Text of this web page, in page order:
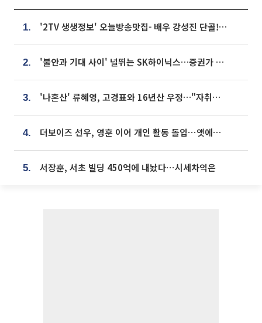
1. '2TV 생생정보' 오늘방송맛집- 배우 강성진 단골! 쌀국수ㆍ푸팟퐁 커리 맛집 '블○○○'
2. '불안과 기대 사이' 널뛰는 SK하이닉스…증권가 "HBM4·LTA 기반 펀터멘털 견고"
3. '나혼산' 류혜영, 고경표와 16년산 우정…"자취방서 부모님과 마주쳐"
4. 더보이즈 선우, 영훈 이어 개인 활동 돌입⋯앳에어리어와 전속계약
5. 서장훈, 서초 빌딩 450억에 내놨다⋯시세차익은